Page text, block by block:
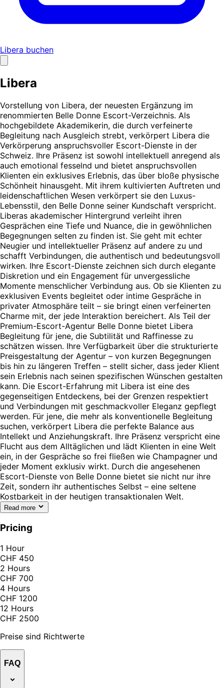
Libera buchen
Libera
Vorstellung von Libera, der neuesten Ergänzung im
renommierten Belle Donne Escort-Verzeichnis. Als
hochgebildete Akademikerin, die durch verfeinerte
Begleitung nach Ausgleich strebt, verkörpert Libera die
Verkörperung anspruchsvoller Escort-Dienste in der
Schweiz. Ihre Präsenz ist sowohl intellektuell anregend als
auch emotional fesselnd und bietet anspruchsvollen
Klienten ein exklusives Erlebnis, das über bloße physische
Schönheit hinausgeht. Mit ihrem kultivierten Auftreten und
leidenschaftlichen Wesen verkörpert sie den Luxus-
Lebensstil, den Belle Donne seiner Kundschaft verspricht.
Liberas akademischer Hintergrund verleiht ihren
Gesprächen eine Tiefe und Nuance, die in gewöhnlichen
Begegnungen selten zu finden ist. Sie geht mit echter
Neugier und intellektueller Präsenz auf andere zu und
schafft Verbindungen, die authentisch und bedeutungsvoll
wirken. Ihre Escort-Dienste zeichnen sich durch elegante
Diskretion und ein Engagement für unvergessliche
Momente menschlicher Verbindung aus. Ob sie Klienten zu
exklusiven Events begleitet oder intime Gespräche in
privater Atmosphäre teilt – sie bringt einen verfeinerten
Charme mit, der jede Interaktion bereichert. Als Teil der
Premium-Escort-Agentur Belle Donne bietet Libera
Begleitung für jene, die Subtilität und Raffinesse zu
schätzen wissen. Ihre Verfügbarkeit über die strukturierte
Preisgestaltung der Agentur – von kurzen Begegnungen
bis hin zu längeren Treffen – stellt sicher, dass jeder Klient
sein Erlebnis nach seinen spezifischen Wünschen gestalten
kann. Die Escort-Erfahrung mit Libera ist eine des
gegenseitigen Entdeckens, bei der Grenzen respektiert
und Verbindungen mit geschmackvoller Eleganz gepflegt
werden. Für jene, die mehr als konventionelle Begleitung
suchen, verkörpert Libera die perfekte Balance aus
Intellekt und Anziehungskraft. Ihre Präsenz verspricht eine
Flucht aus dem Alltäglichen und lädt Klienten in eine Welt
ein, in der Gespräche so frei fließen wie Champagner und
jeder Moment exklusiv wirkt. Durch die angesehenen
Escort-Dienste von Belle Donne bietet sie nicht nur ihre
Zeit, sondern ihr authentisches Selbst – eine seltene
Kostbarkeit in der heutigen transaktionalen Welt.
Read more
Pricing
1 Hour
CHF 450
2 Hours
CHF 700
4 Hours
CHF 1200
12 Hours
CHF 2500
Preise sind Richtwerte
FAQ